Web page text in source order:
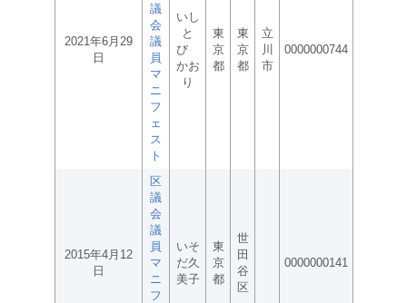
2021年6月29
日
議
会
議
員
マ
ニ
フ
ェ
ス
ト
いし
と
び
かお
り
東
京
都
東
京
都
立
川
市
0000000744
2015年4月12
日
区
議
会
議
員
マ
ニ
フ
いそ
だ久
美子
東
京
都
世
田
谷
区
0000000141